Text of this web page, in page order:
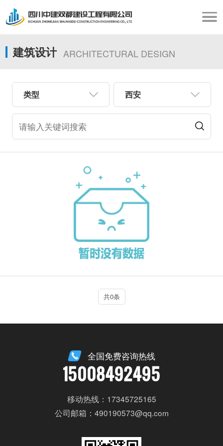
建筑设计 ARCHITECTURAL DESIGN
类型 西安
共0条
全国免费咨询热线
15008492495
移动热线：17345725165
公司邮箱：490190573@qq.com